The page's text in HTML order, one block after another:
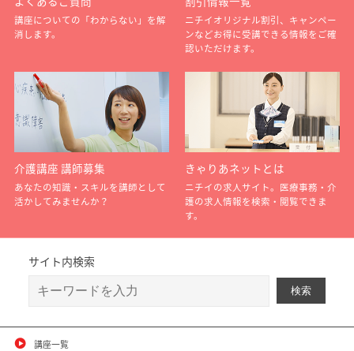
講座についての「わからない」を解
消します。
ニチイオリジナル割引、キャンペー
ンなどお得に受講できる情報をご確
認いただけます。
介護講座 講師募集
あなたの知識・スキルを講師として
活かしてみませんか？
きゃりあネットとは
ニチイの求人サイト。医療事務・介
護の求人情報を検索・閲覧できま
す。
サイト内検索
講座一覧